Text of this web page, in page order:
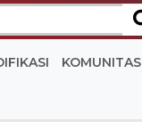
KOMUNITAS